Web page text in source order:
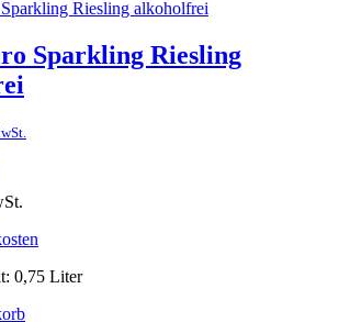
Sparkling Riesling
0,75 Liter